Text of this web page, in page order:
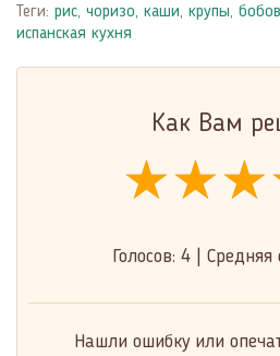
Теги: рис, чоризо, каши, крупы,
испанская кухня
Как Вам
Голосов: 4 Средняя
Нашли ошибку или